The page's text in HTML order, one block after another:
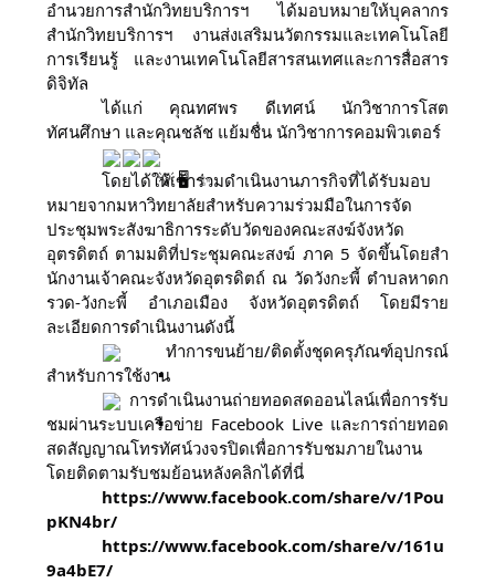
อำนวยการสำนักวิทยบริการฯ ได้มอบหมายให้บุคลากร
สำนักวิทยบริการฯ งานส่งเสริมนวัตกรรมและเทคโนโลยี
การเรียนรู้ และงานเทคโนโลยีสารสนเทศและการสื่อสาร
ดิจิทัล
ได้แก่ คุณทศพร ดีเทศน์ นักวิชาการโสต
ทัศนศึกษา และคุณชลัช แย้มชื่น นักวิชาการคอมพิวเตอร์
โดยได้ให้เข้าร่วมดำเนินงานภารกิจที่ได้รับมอบ
หมายจากมหาวิทยาลัยสำหรับความร่วมมือในการจัด
ประชุมพระสังฆาธิการระดับวัดของคณะสงฆ์จังหวัด
อุตรดิตถ์ ตามมติที่ประชุมคณะสงฆ์ ภาค 5 จัดขึ้นโดยสํา
นักงานเจ้าคณะจังหวัดอุตรดิตถ์ ณ วัดวังกะพี้ ตําบลหาดก
รวด-วังกะพี้ อําเภอเมือง จังหวัดอุตรดิตถ์ โดยมีราย
ละเอียดการดำเนินงานดังนี้
ทำการขนย้าย/ติดตั้งชุดครุภัณฑ์อุปกรณ์
สำหรับการใช้งาน
การดำเนินงานถ่ายทอดสดออนไลน์เพื่อการรับ
ชมผ่านระบบเครือข่าย Facebook Live และการถ่ายทอด
สดสัญญาณโทรทัศน์วงจรปิดเพื่อการรับชมภายในงาน
โดยติดตามรับชมย้อนหลังคลิกได้ที่นี่
https://www.facebook.com/share/v/1Pou
pKN4br/
https://www.facebook.com/share/v/161u
9a4bE7/